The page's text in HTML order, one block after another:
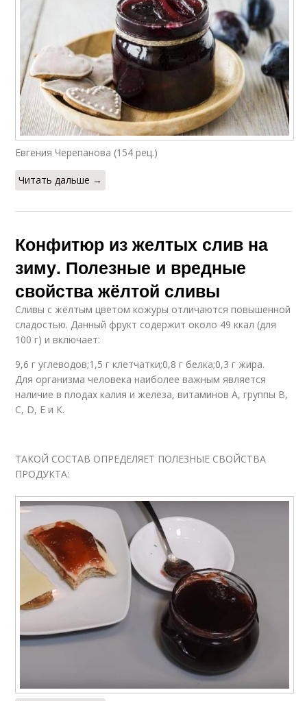
Евгения Черепанова (154 рец.)
Читать дальше →
Конфитюр из желтых слив на
зиму. Полезные и вредные
свойства жёлтой сливы
Сливы с жёлтым цветом кожуры отличаются повышенной
сладостью. Данный фрукт содержит около 49 ккал (для
100 г) и включает:
9,6 г углеводов;1,5 г клетчатки;0,8 г белка;0,3 г жира.
Для организма человека наиболее важным является
наличие в плодах калия и железа, витаминов A, группы B,
C, D, E и К.
ТАКОЙ СОСТАВ ОПРЕДЕЛЯЕТ ПОЛЕЗНЫЕ СВОЙСТВА
ПРОДУКТА: